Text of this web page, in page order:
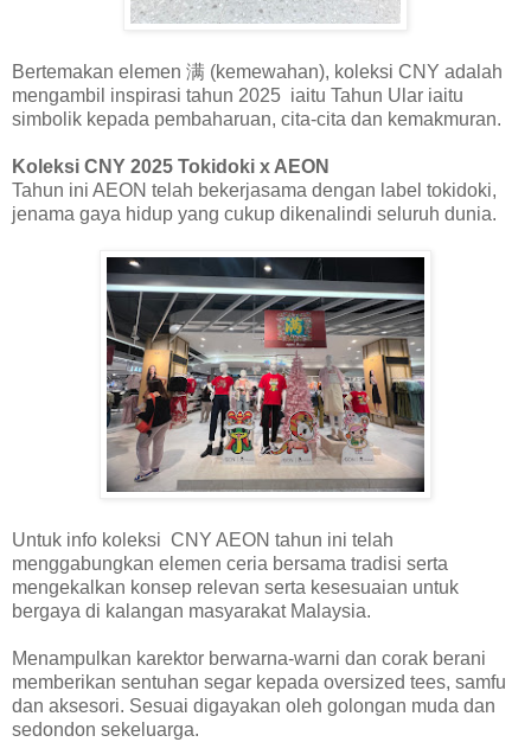
Bertemakan elemen 满 (kemewahan), koleksi CNY adalah
mengambil inspirasi tahun 2025 iaitu Tahun Ular iaitu
simbolik kepada pembaharuan, cita-cita dan kemakmuran.
Koleksi CNY 2025 Tokidoki x AEON
Tahun ini AEON telah bekerjasama dengan label tokidoki,
jenama gaya hidup yang cukup dikenalindi seluruh dunia.
Untuk info koleksi CNY AEON tahun ini telah
menggabungkan elemen ceria bersama tradisi serta
mengekalkan konsep relevan serta kesesuaian untuk
bergaya di kalangan masyarakat Malaysia.
Menampulkan karektor berwarna-warni dan corak berani
memberikan sentuhan segar kepada oversized tees, samfu
dan aksesori. Sesuai digayakan oleh golongan muda dan
sedondon sekeluarga.